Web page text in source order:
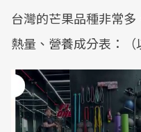
台灣的芒果品種非常
熱量、營養成分表：（